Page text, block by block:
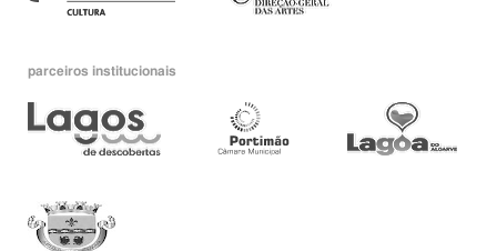
parceiros institucionais